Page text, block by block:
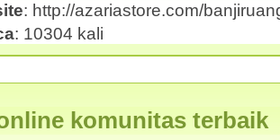
: http://azariastore.com/
: 10304 kali
komunitas terbaik